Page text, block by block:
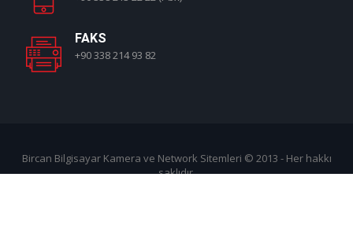
FAKS
+90 338 214 93 82
Bircan Bilgisayar Kamera ve Network Sitemleri © 2013 - Her hakkı
saklıdır.